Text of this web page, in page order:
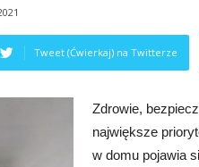
Tweet (Ćwierkaj) na Twitterze
Zdrowie,
największe
w domu pojawia